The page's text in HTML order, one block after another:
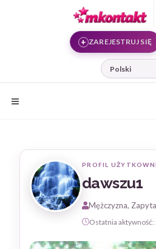
ZAREJESTRUJ SIĘ
JĘZYK
PROFIL
dawszu1
Mężczyzna,
Ostatnia aktywność: